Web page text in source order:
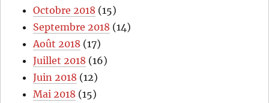
Octobre 2018 (15)
Septembre 2018 (14)
Août 2018 (17)
Juillet 2018 (16)
Juin 2018 (12)
Mai 2018 (15)